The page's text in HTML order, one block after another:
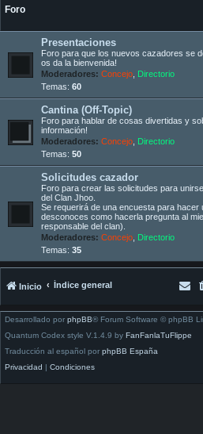
Foro
Presentaciones
Foro para que los nuevos cazadores se
os da la bienvenida!
Moderadores: Concejo Directorio
Temas: 60
Cantina (Off-Topic)
Foro para hablar de cosas divertidas y
información!
Moderadores: Concejo Directorio
Temas: 50
Solicitudes cazador
Foro para crear las solicitudes para
del Clan Jhoo.
Se requerirá de una encuesta para hacer
desconoces como hacerla pregunta al
responsable del clan).
Moderadores: Concejo Directorio
Temas: 35
Inicio Índice general
Desarrollado por phpBB® Forum Software © phpBB
Quantum Codex style V.1.4.9 by FanFanlaTuFlippe
Traducción al español por phpBB España
Privacidad
Condiciones